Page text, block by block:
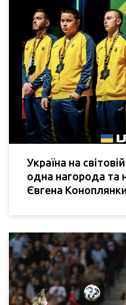
Україна на
одна нагорода та
Євгена